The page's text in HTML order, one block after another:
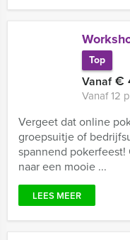
Top
Vanaf€
Vanaf 12
Vergeet dat online
groepsuitje of
spannend
naar een mooie ...
LEES MEER